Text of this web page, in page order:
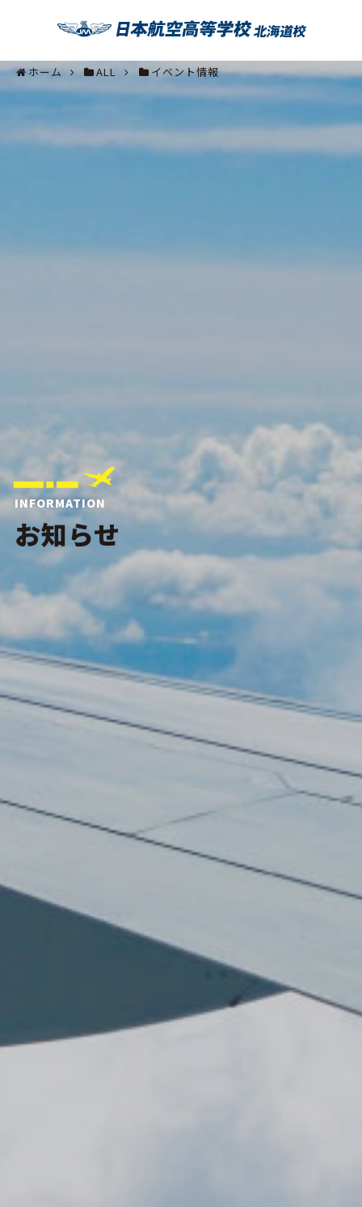
ホーム ALL イベント情報
INFORMATION
お知らせ